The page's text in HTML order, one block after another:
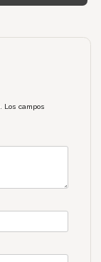
Los campos